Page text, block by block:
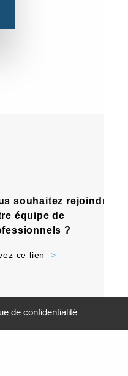
souhaitez rejoindre
équipe de
?
ce lien
de confidentialité